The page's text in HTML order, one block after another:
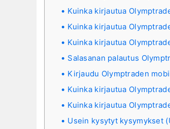
Kuinka kirjautua
Kuinka kirjautua
Kuinka kirjautua
Salasanan palautus
Kirjaudu Olymptraden
Kuinka kirjautua
Kuinka kirjautua
Usein kysytyt kysymykset